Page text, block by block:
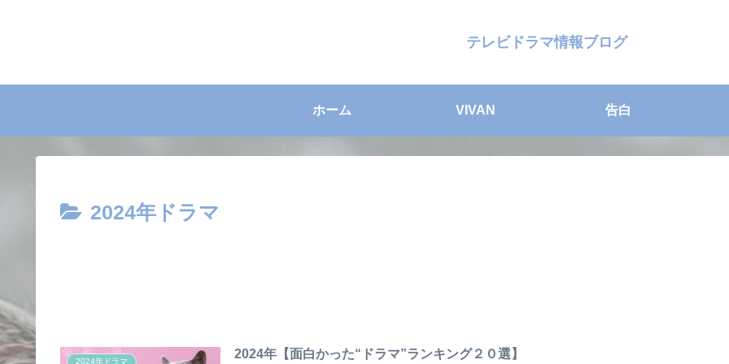
テレビドラマ情報ブログ
ホーム VIVAN 告白
2024年ドラマ
2024年ドラマ
2024年【面白かった“ドラマ”ランキング２０選】